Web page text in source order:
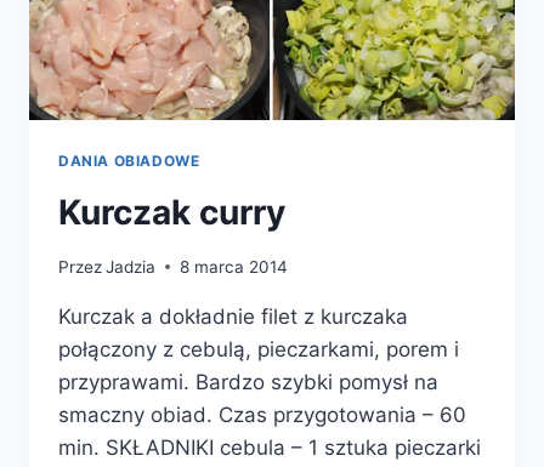
DANIA OBIADOWE
Kurczak curry
PrzezJadzia 8 marca 2014
Kurczak a dokładnie filet z kurczaka
połączony z cebulą, pieczarkami, porem i
przyprawami. Bardzo szybki pomysł na
smaczny obiad. Czas przygotowania – 60
min. SKŁADNIKI cebula – 1 sztuka pieczarki